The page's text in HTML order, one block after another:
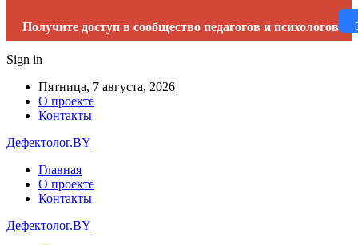
Получите доступ в сообщество педагогов и психологов
Sign in
Пятница, 7 августа, 2026
О проекте
Контакты
Дефектолог.BY
Главная
О проекте
Контакты
Дефектолог.BY